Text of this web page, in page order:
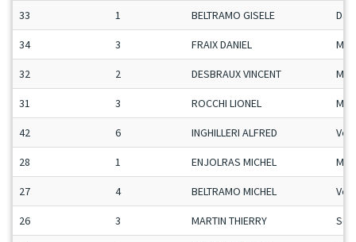
33 1 BELTRAMO GISELE
34 3 FRAIX DANIEL Mas
32 2 DESBRAUX VINCENT
31 3 ROCCHI LIONEL
42 6 INGHILLERI ALFRED Vet
28 1 ENJOLRAS MICHEL Mas
27 4 BELTRAMO MICHEL Vet
26 3 MARTIN THIERRY